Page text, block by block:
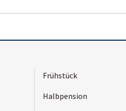
Frühstück
Halbpension